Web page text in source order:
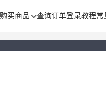
购买商品 查询订单登录教程常